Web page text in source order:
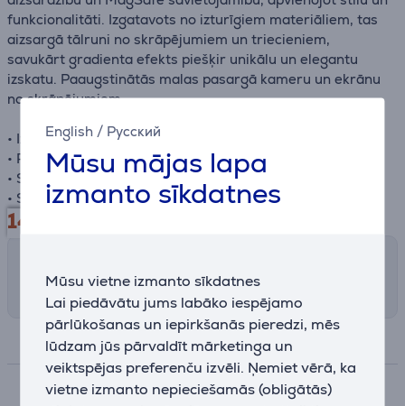
English / Русский
Mūsu mājas lapa
izmanto sīkdatnes
Mūsu vietne izmanto sīkdatnes
Lai piedāvātu jums labāko iespējamo
pārlūkošanas un iepirkšanās pieredzi, mēs
lūdzam jūs pārvaldīt mārketinga un
veiktspējas preferenču izvēli. Ņemiet vērā, ka
vietne izmanto nepieciešamās (obligātās)
funkcionalitāti. Izgatavots no izturīgiem materiāliem, tas
aizsargā tālruni no skrāpējumiem un triecieniem,
savukārt gradienta efekts piešķir unikālu un elegantu
izskatu. Paaugstinātās malas pasargā kameru un ekrānu
no skrāpējumiem.
• Izturīgs PC + TPU materiāls
• Paaugstinātas malas kameras un ekrāna aizsardzībai
• Savietojams ar MagSafe
• Stilīgs krāsu gradienta efekts
14.99
Izvēlies sev piemērotu piegādes veidu
Specifikācija